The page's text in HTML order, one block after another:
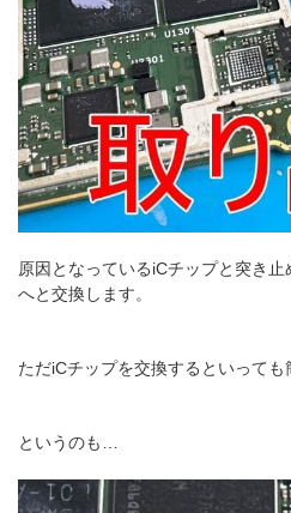
原因となっているiCチップと突き
へと交換します。
ただiCチップを交換するといっても
というのも…